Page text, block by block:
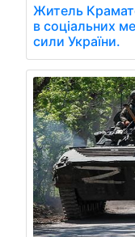
Житель
в соціальних
сили України.